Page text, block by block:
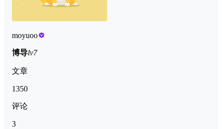
moyuoo
博导lv7
文章
1350
评论
3